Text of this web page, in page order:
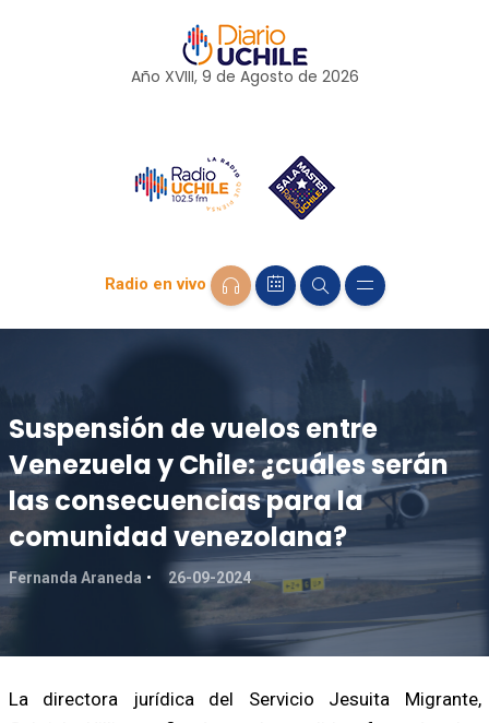
Año XVIII, 9 de Agosto de 2026
Radio en vivo
Suspensión de vuelos entre
Venezuela y Chile: ¿cuáles serán
las consecuencias para la
comunidad venezolana?
Fernanda Araneda 26-09-2024
La directora jurídica del Servicio Jesuita Migrante,